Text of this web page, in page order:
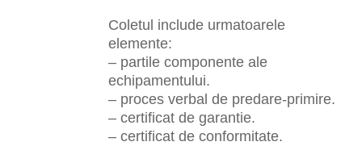
Coletul include urmatoarele
elemente:
– partile componente ale
echipamentului.
– proces verbal de predare-primire.
– certificat de garantie.
– certificat de conformitate.